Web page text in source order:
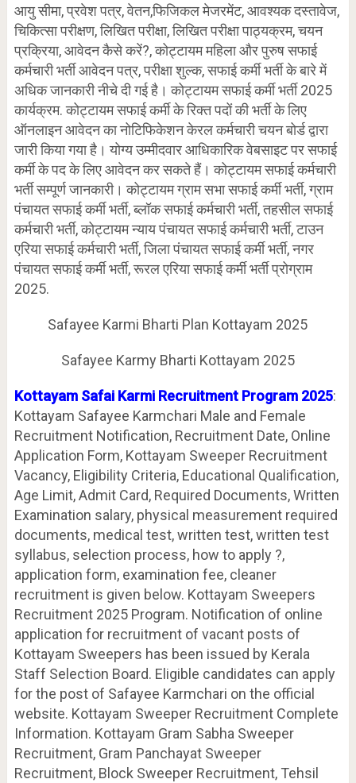
आयु सीमा, प्रवेश पत्र, वेतन,फिजिकल मेजरमेंट, आवश्यक दस्तावेज,
चिकित्सा परीक्षण, लिखित परीक्षा, लिखित परीक्षा पाठ्यक्रम, चयन
प्रक्रिया, आवेदन कैसे करें?, कोट्टायम महिला और पुरुष सफाई
कर्मचारी भर्ती आवेदन पत्र, परीक्षा शुल्क, सफाई कर्मी भर्ती के बारे में
अधिक जानकारी नीचे दी गई है। कोट्टायम सफाई कर्मी भर्ती 2025
कार्यक्रम. कोट्टायम सफाई कर्मी के रिक्त पदों की भर्ती के लिए
ऑनलाइन आवेदन का नोटिफिकेशन केरल कर्मचारी चयन बोर्ड द्वारा
जारी किया गया है। योग्य उम्मीदवार आधिकारिक वेबसाइट पर सफाई
कर्मी के पद के लिए आवेदन कर सकते हैं। कोट्टायम सफाई कर्मचारी
भर्ती सम्पूर्ण जानकारी। कोट्टायम ग्राम सभा सफाई कर्मी भर्ती, ग्राम
पंचायत सफाई कर्मी भर्ती, ब्लॉक सफाई कर्मचारी भर्ती, तहसील सफाई
कर्मचारी भर्ती, कोट्टायम न्याय पंचायत सफाई कर्मचारी भर्ती, टाउन
एरिया सफाई कर्मचारी भर्ती, जिला पंचायत सफाई कर्मी भर्ती, नगर
पंचायत सफाई कर्मी भर्ती, रूरल एरिया सफाई कर्मी भर्ती प्रोग्राम
2025.
Safayee Karmi Bharti Plan Kottayam 2025
Safayee Karmy Bharti Kottayam 2025
Kottayam Safai Karmi Recruitment Program 2025:
Kottayam Safayee Karmchari Male and Female
Recruitment Notification, Recruitment Date, Online
Application Form, Kottayam Sweeper Recruitment
Vacancy, Eligibility Criteria, Educational Qualification,
Age Limit, Admit Card, Required Documents, Written
Examination salary, physical measurement required
documents, medical test, written test, written test
syllabus, selection process, how to apply ?,
application form, examination fee, cleaner
recruitment is given below. Kottayam Sweepers
Recruitment 2025 Program. Notification of online
application for recruitment of vacant posts of
Kottayam Sweepers has been issued by Kerala
Staff Selection Board. Eligible candidates can apply
for the post of Safayee Karmchari on the official
website. Kottayam Sweeper Recruitment Complete
Information. Kottayam Gram Sabha Sweeper
Recruitment, Gram Panchayat Sweeper
Recruitment, Block Sweeper Recruitment, Tehsil